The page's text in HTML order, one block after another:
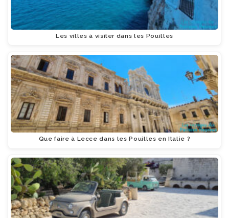
Les villes à visiter dans les Pouilles
Que faire à Lecce dans les Pouilles en Italie ?